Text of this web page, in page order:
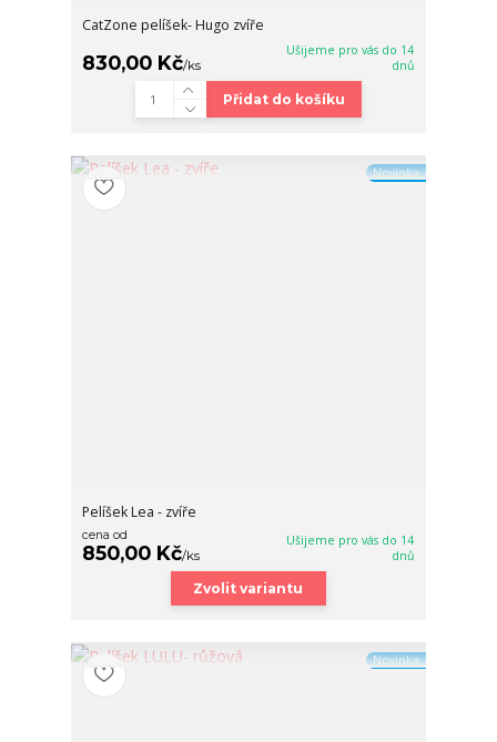
CatZone pelíšek- Hugo zvíře
830,00 Kč/ks
Ušijeme pro vás do 14
dnů
Přidat do košíku
Novinka
Pelíšek Lea - zvíře
cena od
850,00 Kč/ks
Ušijeme pro vás do 14
dnů
Zvolit variantu
Novinka